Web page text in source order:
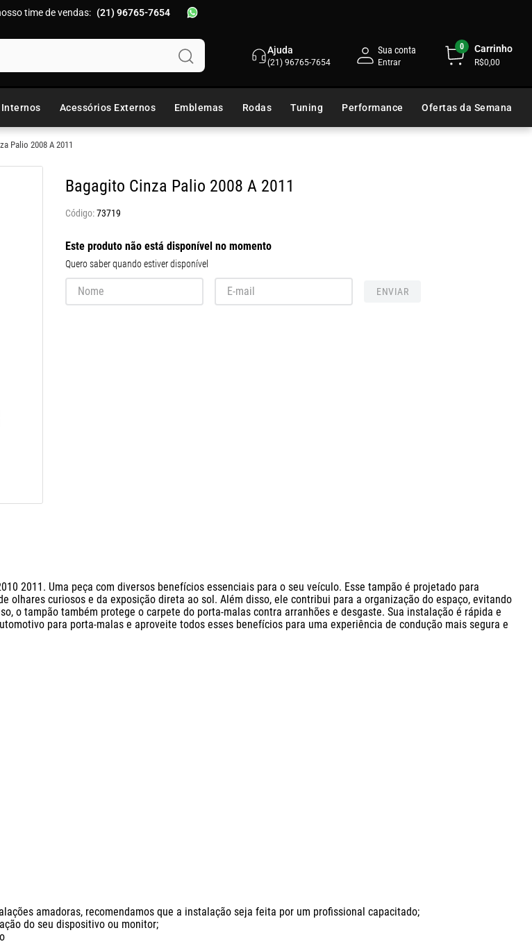
time de vendas: (21) 96765-7654
Ajuda
(21) 96765-7654
Sua conta 0 Carrinho
R$0,00
Acessórios Externos Emblemas Rodas Tuning Performance Ofertas da Semana
Palio 2008 A 2011
Bagagito Cinza Palio 2008 A 2011
73719
Este produto não está disponível no momento
Quero saber quando estiver disponível
ENVIAR
2011. Uma peça com diversos benefícios essenciais para o seu veículo. Esse tampão é projetado para
olhares curiosos e da exposição direta ao sol. Além disso, ele contribui para a organização do espaço, evitando
o tampão também protege o carpete do porta-malas contra arranhões e desgaste. Sua instalação é rápida e
para porta-malas e aproveite todos esses benefícios para uma experiência de condução mais segura e
amadoras, recomendamos que a instalação seja feita por um profissional capacitado;
do seu dispositivo ou monitor;